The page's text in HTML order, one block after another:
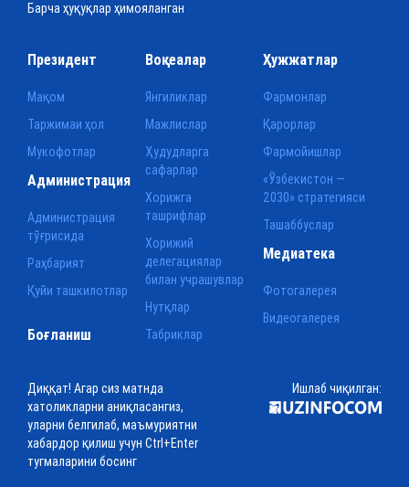
Барча ҳуқуқлар ҳимояланган
Президент
Мақом
Таржимаи ҳол
Мукофотлар
Воқеалар
Янгиликлар
Мажлислар
Ҳудудларга
сафарлар
Хорижга
ташрифлар
Хорижий
делегациялар
билан учрашувлар
Нутқлар
Табриклар
Ҳужжатлар
Фармонлар
Қарорлар
Фармойишлар
«Ўзбекистон —
2030» стратегияси
Ташаббуслар
Администрация
Администрация
тўғрисида
Раҳбарият
Қуйи ташкилотлар
Медиатека
Фотогалерея
Видеогалерея
Боғланиш
Диққат! Агар сиз матнда
хатоликларни аниқласангиз,
уларни белгилаб, маъмуриятни
хабардор қилиш учун Ctrl+Enter
тугмаларини босинг
Ишлаб чиқилган: